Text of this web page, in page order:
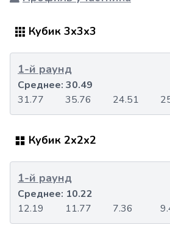
Кубик 3x3x3
1-й раунд
31.77 35.76 24.51
Среднее: 30.49
Кубик 2x2x2
1-й раунд
12.19 11.77 7.36
Среднее: 10.22